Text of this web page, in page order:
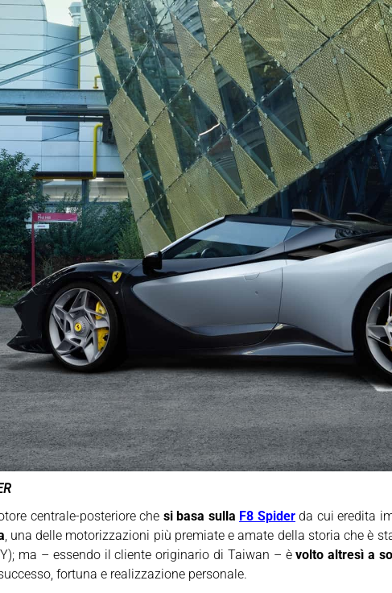
centrale-posteriore che si basa sulla F8 Spiderda cui eredita
, una delle motorizzazioni più premiate e amate della storia che è
ma – essendo il cliente originario di Taiwan – èvolto altresì a
fortuna e realizzazione personale.